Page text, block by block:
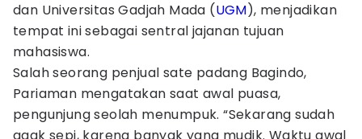
dan Universitas Gadjah Mada (UGM), menjadikan
tempat ini sebagai sentral jajanan tujuan
mahasiswa.
Salah seorang penjual sate padang Bagindo,
Pariaman mengatakan saat awal puasa,
pengunjung seolah menumpuk. “Sekarang sudah